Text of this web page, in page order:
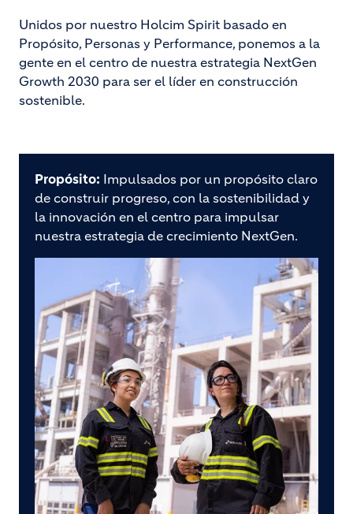
Unidos por nuestro Holcim Spirit basado en
Propósito, Personas y Performance, ponemos a la
gente en el centro de nuestra estrategia NextGen
Growth 2030 para ser el líder en construcción
sostenible.
Propósito: Impulsados por un propósito claro
de construir progreso, con la sostenibilidad y
la innovación en el centro para impulsar
nuestra estrategia de crecimiento NextGen.